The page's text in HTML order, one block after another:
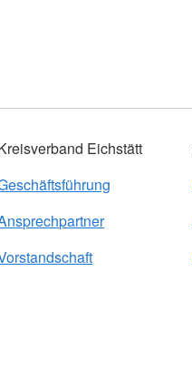
Eichstätt